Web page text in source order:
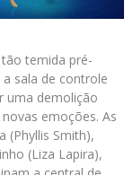
temida pré-
sala de controle
uma demolição
emoções. As
(Phyllis Smith),
(Liza Lapira),